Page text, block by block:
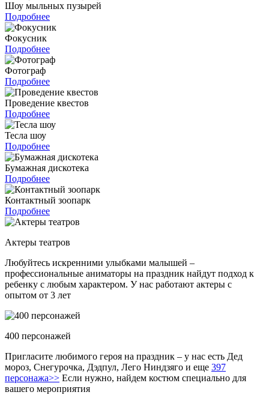
Шоу мыльных пузырей
Подробнее
Фокусник
Подробнее
Фотограф
Подробнее
Проведение квестов
Подробнее
Тесла шоу
Подробнее
Бумажная дискотека
Подробнее
Контактный зоопарк
Подробнее
Актеры театров
Любуйтесь искренними улыбками малышей –
профессиональные аниматоры на праздник найдут подход к
ребенку с любым характером. У нас работают актеры с
опытом от 3 лет
400 персонажей
Пригласите любимого героя на праздник – у нас есть Дед
мороз, Снегурочка, Дэдпул, Лего Ниндзяго и еще 397
персонажа>> Если нужно, найдем костюм специально для
вашего мероприятия